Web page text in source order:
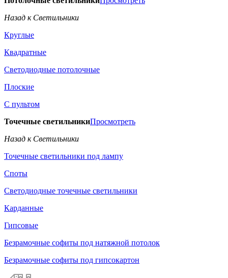
Назад к Светильники
Круглые
Квадратные
Светодиодные потолочные
Плоские
С пультом
Точечные светильникиПросмотреть
Назад к Светильники
Точечные светильники под лампу
Споты
Светодиодные точечные светильники
Карданные
Гипсовые
Безрамочные софиты под натяжной потолок
Безрамочные софиты под гипсокартон